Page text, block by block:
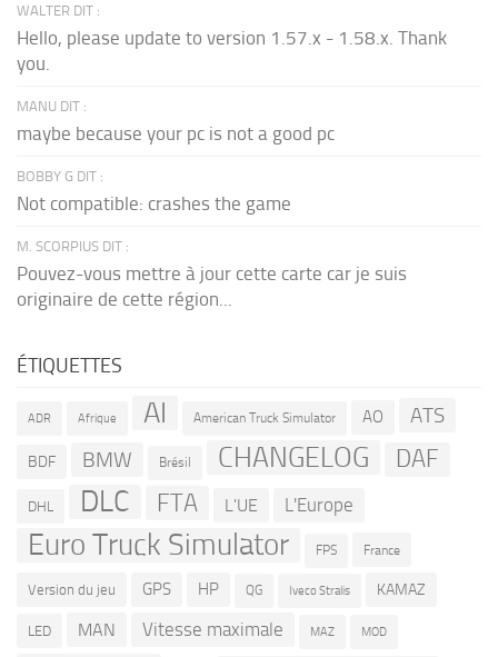
WALTER DIT :
Hello, please update to version 1.57.x - 1.58.x. Thank
you.
MANU DIT :
maybe because your pc is not a good pc
BOBBY G DIT :
Not compatible: crashes the game
M. SCORPIUS DIT :
Pouvez-vous mettre à jour cette carte car je suis
originaire de cette région...
ÉTIQUETTES
ADR Afrique AI American Truck Simulator AO ATS
BDF BMW Brésil CHANGELOG DAF
DHL DLC FTA L'UE L'Europe
Euro Truck Simulator FPS France
Version du jeu GPS HP QG Iveco Stralis KAMAZ
LED MAN Vitesse maximale MAZ MOD